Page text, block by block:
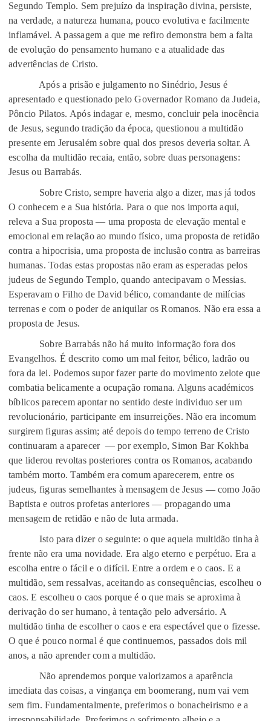
Segundo Templo. Sem prejuízo da inspiração divina, persiste,
na verdade, a natureza humana, pouco evolutiva e facilmente
inflamável. A passagem a que me refiro demonstra bem a falta
de evolução do pensamento humano e a atualidade das
advertências de Cristo.
Após a prisão e julgamento no Sinédrio, Jesus é
apresentado e questionado pelo Governador Romano da Judeia,
Pôncio Pilatos. Após indagar e, mesmo, concluir pela inocência
de Jesus, segundo tradição da época, questionou a multidão
presente em Jerusalém sobre qual dos presos deveria soltar. A
escolha da multidão recaia, então, sobre duas personagens:
Jesus ou Barrabás.
Sobre Cristo, sempre haveria algo a dizer, mas já todos
O conhecem e a Sua história. Para o que nos importa aqui,
releva a Sua proposta — uma proposta de elevação mental e
emocional em relação ao mundo físico, uma proposta de retidão
contra a hipocrisia, uma proposta de inclusão contra as barreiras
humanas. Todas estas propostas não eram as esperadas pelos
judeus de Segundo Templo, quando antecipavam o Messias.
Esperavam o Filho de David bélico, comandante de milícias
terrenas e com o poder de aniquilar os Romanos. Não era essa a
proposta de Jesus.
Sobre Barrabás não há muito informação fora dos
Evangelhos. É descrito como um mal feitor, bélico, ladrão ou
fora da lei. Podemos supor fazer parte do movimento zelote que
combatia belicamente a ocupação romana. Alguns académicos
bíblicos parecem apontar no sentido deste individuo ser um
revolucionário, participante em insurreições. Não era incomum
surgirem figuras assim; até depois do tempo terreno de Cristo
continuaram a aparecer — por exemplo, Simon Bar Kokhba
que liderou revoltas posteriores contra os Romanos, acabando
também morto. Também era comum aparecerem, entre os
judeus, figuras semelhantes à mensagem de Jesus — como João
Baptista e outros profetas anteriores — propagando uma
mensagem de retidão e não de luta armada.
Isto para dizer o seguinte: o que aquela multidão tinha à
frente não era uma novidade. Era algo eterno e perpétuo. Era a
escolha entre o fácil e o difícil. Entre a ordem e o caos. E a
multidão, sem ressalvas, aceitando as consequências, escolheu o
caos. E escolheu o caos porque é o que mais se aproxima à
derivação do ser humano, à tentação pelo adversário. A
multidão tinha de escolher o caos e era espectável que o fizesse.
O que é pouco normal é que continuemos, passados dois mil
anos, a não aprender com a multidão.
Não aprendemos porque valorizamos a aparência
imediata das coisas, a vingança em boomerang, num vai vem
sem fim. Fundamentalmente, preferimos o bonacheirismo e a